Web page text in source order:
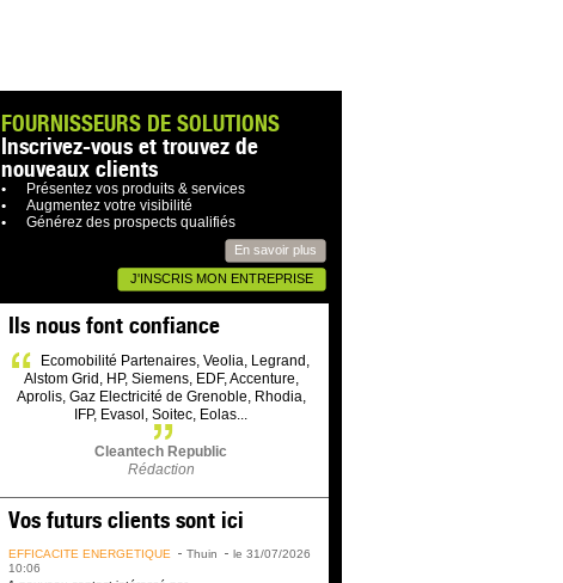
FOURNISSEURS DE SOLUTIONS
Inscrivez-vous et trouvez de
nouveaux clients
Présentez vos produits & services
Augmentez votre visibilité
Générez des prospects qualifiés
En savoir plus
J'INSCRIS MON ENTREPRISE
Ils nous font confiance
Ecomobilité Partenaires, Veolia, Legrand,
Alstom Grid, HP, Siemens, EDF, Accenture,
Aprolis, Gaz Electricité de Grenoble, Rhodia,
IFP, Evasol, Soitec, Eolas...
Cleantech Republic
Rédaction
Vos futurs clients sont ici
EFFICACITÉ ÉNERGÉTIQUE Thuin
le 31/07/2026
10:06